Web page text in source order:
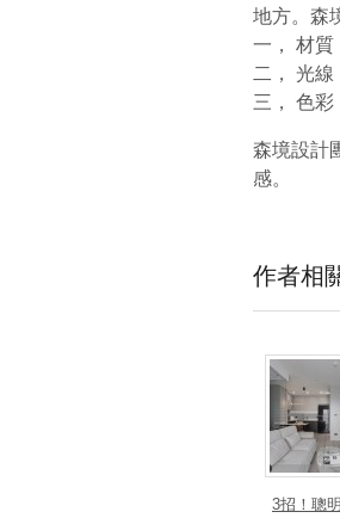
地方。森
一， 材質
二， 光線
三， 色彩
森境設計
感。
作者相
3招！聰